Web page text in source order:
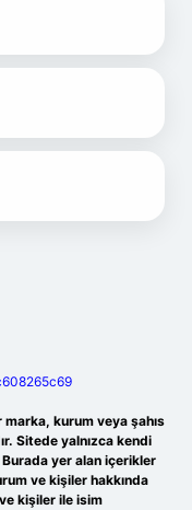
kurum veya şahıs
Sitede yalnızca kendi
Burada yer alan içerikler
ve kişiler hakkında
kişiler ile isim